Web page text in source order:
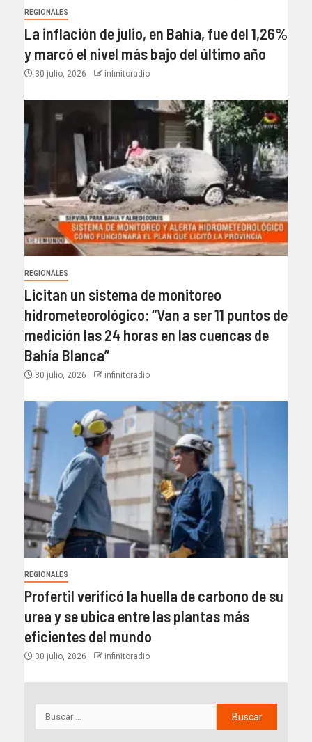
REGIONALES
La inflación de julio, en Bahía, fue del 1,26%
y marcó el nivel más bajo del último año​
30 julio, 2026 infinitoradio
REGIONALES
Licitan un sistema de monitoreo
hidrometeorológico: “Van a ser 11 puntos de
medición las 24 horas en las cuencas de
Bahía Blanca”​
30 julio, 2026 infinitoradio
REGIONALES
Profertil verificó la huella de carbono de su
urea y se ubica entre las plantas más
eficientes del mundo​
30 julio, 2026 infinitoradio